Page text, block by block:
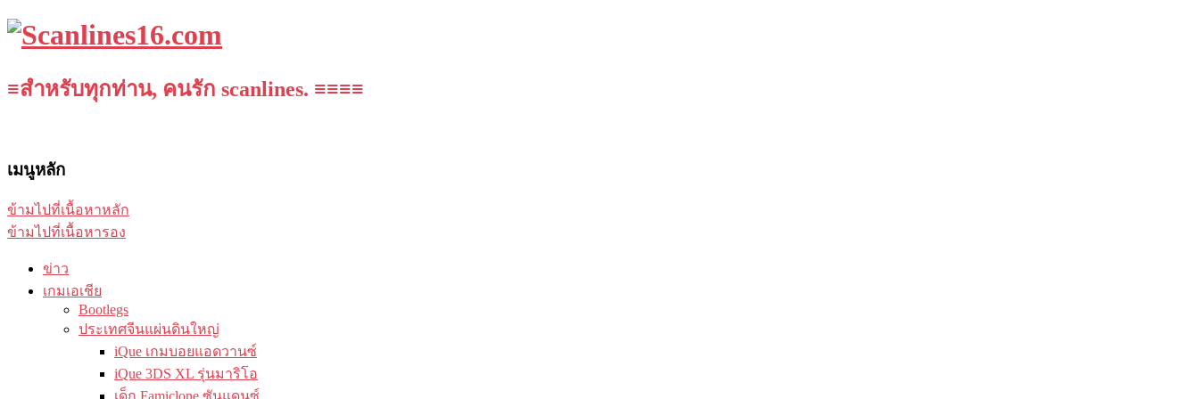
≡สำหรับทุกท่าน, คนรัก scanlines. ≡≡≡≡
เมนูหลัก
ข้ามไปที่เนื้อหาหลัก
ข้ามไปที่เนื้อหารอง
ข่าว
เกมเอเชีย
Bootlegs
ประเทศจีนแผ่นดินใหญ่
iQue เกมบอยแอดวานซ์
iQue 3DS XL รุ่นมาริโอ